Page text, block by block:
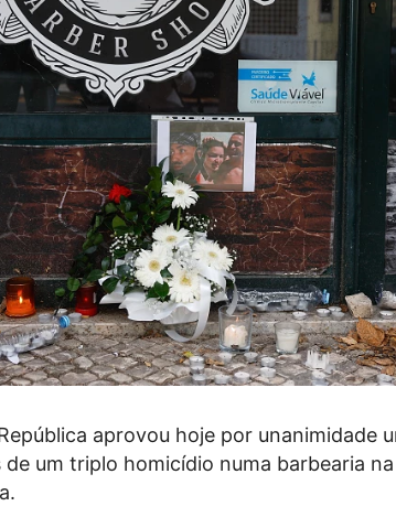
aprovou hoje por unanimidade
um triplo homicídio numa barbearia